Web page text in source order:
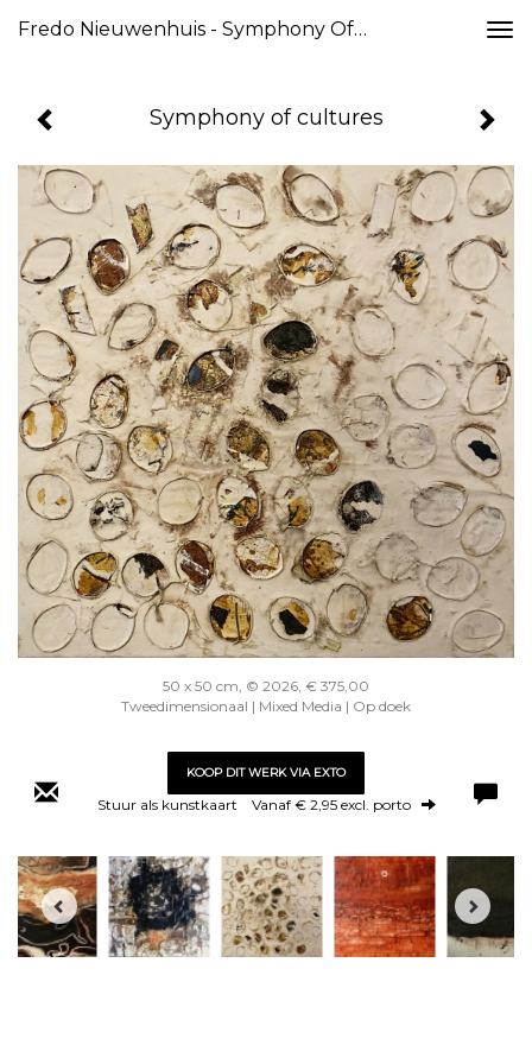
Fredo Nieuwenhuis - Symphony Of Cultures
Symphony of cultures
50 x 50 cm, © 2026, € 375,00
Tweedimensionaal | Mixed Media | Op doek
KOOP DIT WERK VIA EXTO
Stuur als kunstkaart Vanaf € 2,95 excl. porto